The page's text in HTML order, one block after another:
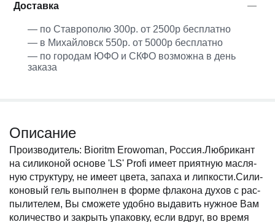
Доставка
— по Ставрополю 300р. от 2500р бесплатно
— в Михайловск 550р. от 5000р бесплатно
— по городам ЮФО и СКФО возможна в день
заказа
Описание
Производитель: Bioritm Erowoman, Россия.Любри­кант
на сили­ко­ной основе 'LS' Profi имеет при­ят­ную мас­ля­
ную струк­туру, не имеет цвета, запаха и липкости.Сили­
ко­но­вый гель выпол­нен в форме фла­кона духов с рас­
пы­ли­те­лем, Вы сможете удобно выда­вить нуж­ное Вам
коли­че­ство и закрыть упа­ковку, если вдруг, во время